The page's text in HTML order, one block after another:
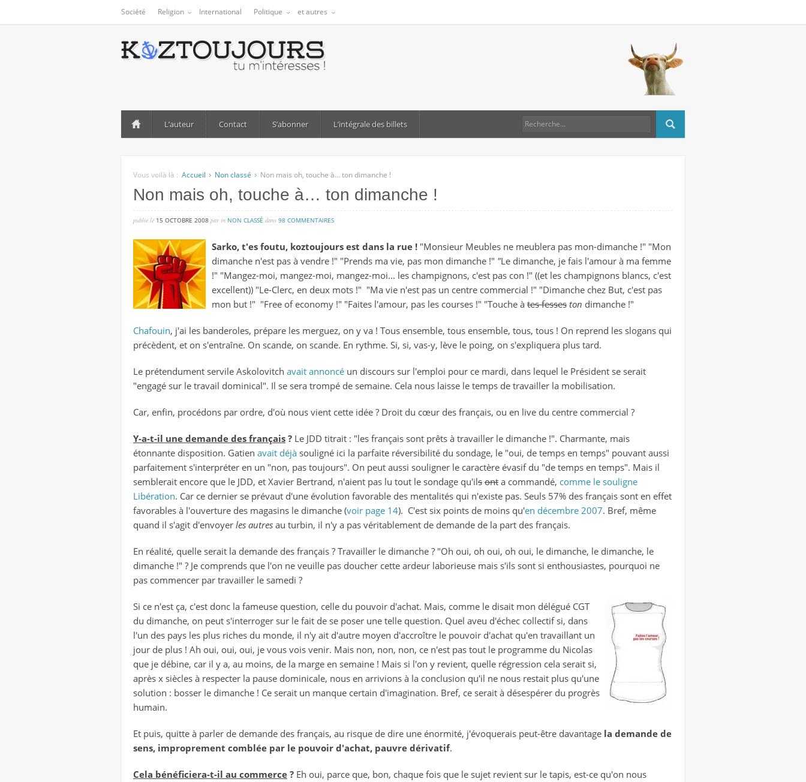
Société Religion International Politique et autres
L’auteur Contact S’abonner L’intégrale des billets
Vous voilà là : Accueil Non classé Non mais oh, touche à… ton dimanche !
Non mais oh, touche à… ton dimanche !
publié lé 15 OCTOBRE 2008 par in NON CLASSÉ dans 98 COMMENTAIRESsur
mais
oh,
touche
à…
ton
!
Sarko, t'es foutu, koztoujours est dans la rue ! "Monsieur Meubles ne meublera pas mon-dimanche !" "Mon
dimanche n'est pas à vendre !" "Prends ma vie, pas mon dimanche !" "Le dimanche, je fais l'amour à ma femme
!" "Mangez-moi, mangez-moi, mangez-moi... les champignons, c'est pas con !" ((et les champignons blancs, c'est
excellent)) "Le-Clerc, en deux mots !" "Ma vie n'est pas un centre commercial !" "Dimanche chez But, c'est pas
mon but !" "Free of economy !" "Faites l'amour, pas les courses !" "Touche à tes fesses ton dimanche !"
Chafouin, j'ai les banderoles, prépare les merguez, on y va ! Tous ensemble, tous ensemble, tous, tous ! On reprend les slogans qui
précèdent, et on s'entraîne. On scande, on scande. En rythme. Si, si, vas-y, lève le poing, on s'expliquera plus tard.
Le prétendument servile Askolovitch avait annoncé un discours sur l'emploi pour ce mardi, dans lequel le Président se serait
"engagé sur le travail dominical". Il se sera trompé de semaine. Cela nous laisse le temps de travailler la mobilisation.
Car, enfin, procédons par ordre, d'où nous vient cette idée ? Droit du cœur des français, ou en live du centre commercial ?
Y-a-t-il une demande des français ? Le JDD titrait : "les français sont prêts à travailler le dimanche !". Charmante, mais
étonnante disposition. Gatien avait déjà souligné ici la parfaite réversibilité du sondage, le "oui, de temps en temps" pouvant aussi
parfaitement s'interpréter en un "non, pas toujours". On peut aussi souligner le caractère évasif du "de temps en temps". Mais il
semblerait encore que le JDD, et Xavier Bertrand, n'aient pas lu tout le sondage qu'ils ont a commandé, comme le souligne
Libération. Car ce dernier se prévaut d'une évolution favorable des mentalités qui n'existe pas. Seuls 57% des français sont en effet
favorables à l'ouverture des magasins le dimanche (voir page 14). C'est six points de moins qu'en décembre 2007. Bref, même
quand il s'agit d'envoyer les autres au turbin, il n'y a pas véritablement de demande de la part des français.
En réalité, quelle serait la demande des français ? Travailler le dimanche ? "Oh oui, oh oui, oh oui, le dimanche, le dimanche, le
dimanche !" ? Je comprends que l'on ne veuille pas doucher cette ardeur laborieuse mais s'ils sont si enthousiastes, pourquoi ne
pas commencer par travailler le samedi ?
Si ce n'est ça, c'est donc la fameuse question, celle du pouvoir d'achat. Mais, comme le disait mon délégué CGT
du dimanche, on peut s'interroger sur le fait de se poser une telle question. Quel aveu d'échec collectif si, dans
l'un des pays les plus riches du monde, il n'y ait d'autre moyen d'accroître le pouvoir d'achat qu'en travaillant un
jour de plus ! Ah oui, oui, oui, je vous vois venir. Mais non, non, non, ce n'est pas tout le programme du Nicolas
que je débine, car il y a, au moins, de la marge en semaine ! Mais si l'on y revient, quelle régression cela serait si,
après x siècles à respecter la pause dominicale, nous en arrivions à la conclusion qu'il ne nous restait plus qu'une
solution : bosser le dimanche ! Ce serait un manque certain d'imagination. Bref, ce serait à désespérer du progrès
humain.
Et puis, quitte à parler de demande des français, au risque de dire une énormité, j'évoquerais peut-être davantage la demande de
sens, improprement comblée par le pouvoir d'achat, pauvre dérivatif.
Cela bénéficiera-t-il au commerce ? Eh oui, parce que, bon, chaque fois que le sujet revient sur le tapis, est-ce qu'on nous